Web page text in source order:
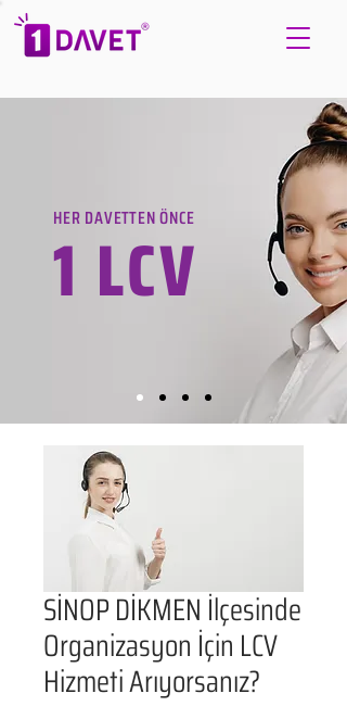
HER DAVETTEN ÖNCE
1 LCV
SİNOP DİKMEN İlçesinde
Organizasyon İçin LCV
Hizmeti Arıyorsanız?